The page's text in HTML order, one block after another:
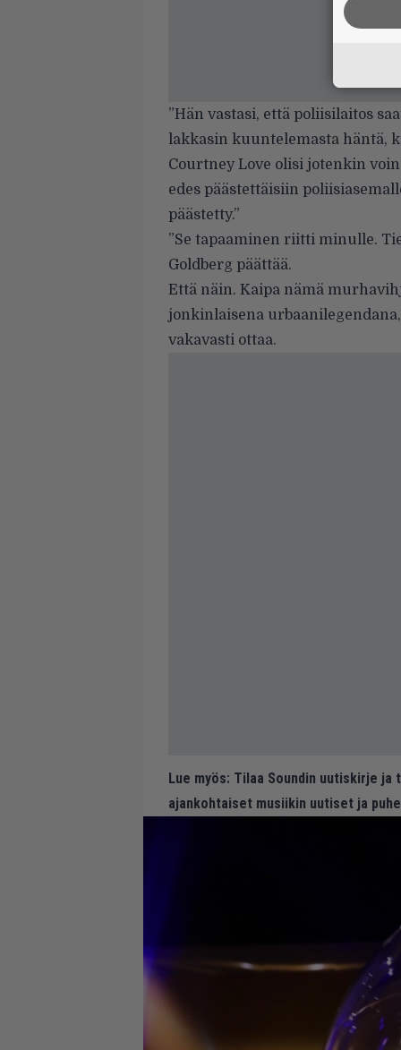
”Hän vastasi, että poliisilaitos
lakkasin kuuntelemasta häntä,
Courtney Love olisi jotenkin
edes päästettäisiin
päästetty.”
”Se tapaaminen riitti minulle.
Goldberg päättää.
Että näin. Kaipa nämä
jonkinlaisena
vakavasti ottaa.
Lue myös: Tilaa Soundin uutiskirje ja
ajankohtaiset musiikin uutiset ja